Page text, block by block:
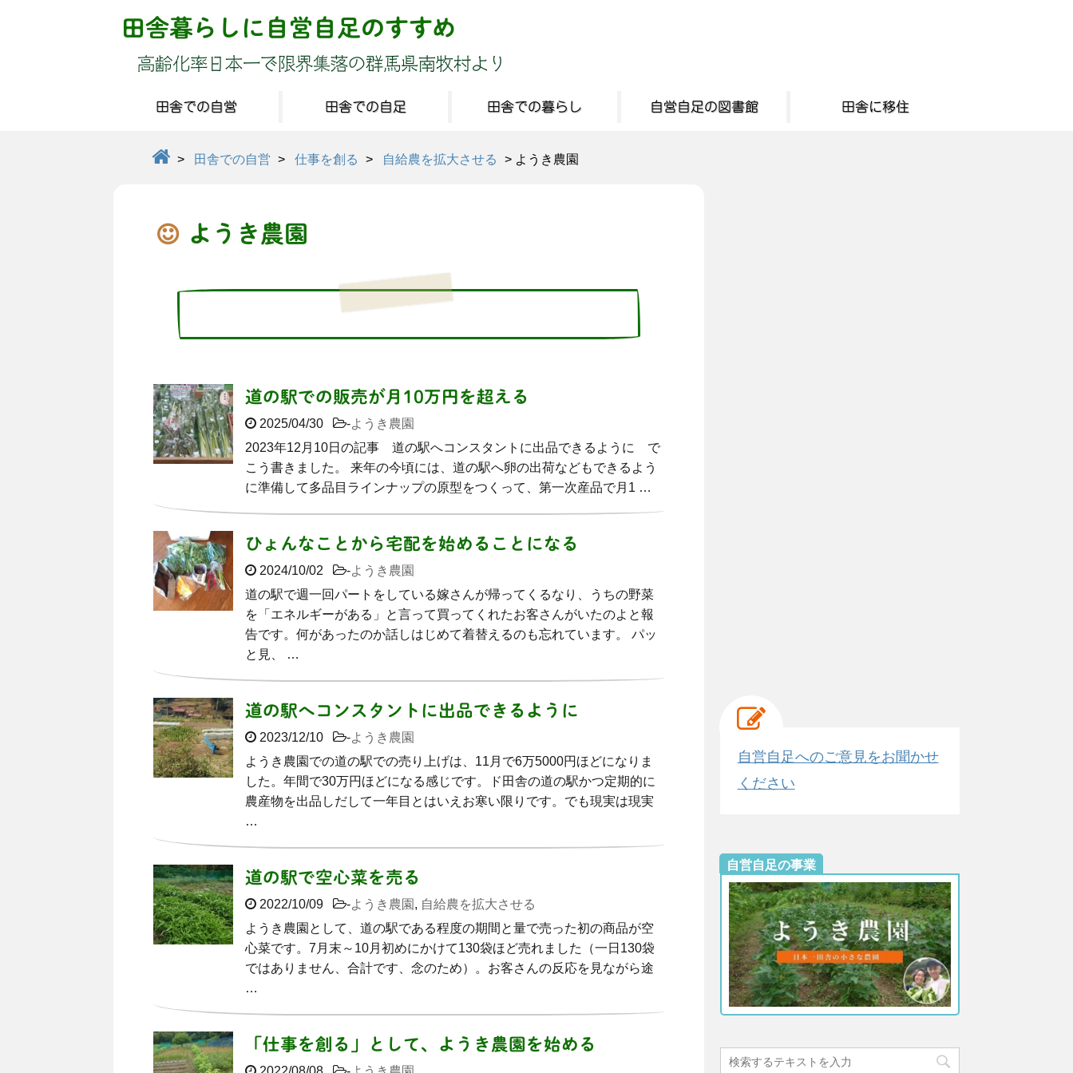
田舎暮らしに自営自足のすすめ
高齢化率日本一で限界集落の群馬県南牧村より
田舎での自営 田舎での自足 田舎での暮らし 自営自足の図書館 田舎に移住
> 田舎での自営 > 仕事を創る > 自給農を拡大させる > ようき農園
ようき農園
道の駅での販売が月10万円を超える
2025/04/30 -ようき農園
2023年12月10日の記事 道の駅へコンスタントに出品できるように で
こう書きました。 来年の今頃には、道の駅へ卵の出荷などもできるよう
に準備して多品目ラインナップの原型をつくって、第一次産品で月1 …
ひょんなことから宅配を始めることになる
2024/10/02 -ようき農園
道の駅で週一回パートをしている嫁さんが帰ってくるなり、うちの野菜
を「エネルギーがある」と言って買ってくれたお客さんがいたのよと報
告です。何があったのか話しはじめて着替えるのも忘れています。 パッ
と見、 …
道の駅へコンスタントに出品できるように
2023/12/10 -ようき農園
ようき農園での道の駅での売り上げは、11月で6万5000円ほどになりま
した。年間で30万円ほどになる感じです。ド田舎の道の駅かつ定期的に
農産物を出品しだして一年目とはいえお寒い限りです。でも現実は現実
…
道の駅で空心菜を売る
2022/10/09 -ようき農園, 自給農を拡大させる
ようき農園として、道の駅である程度の期間と量で売った初の商品が空
心菜です。7月末～10月初めにかけて130袋ほど売れました（一日130袋
ではありません、合計です、念のため）。お客さんの反応を見ながら途
…
「仕事を創る」として、ようき農園を始める
自営自足へのご意見をお聞かせ
ください
自営自足の事業